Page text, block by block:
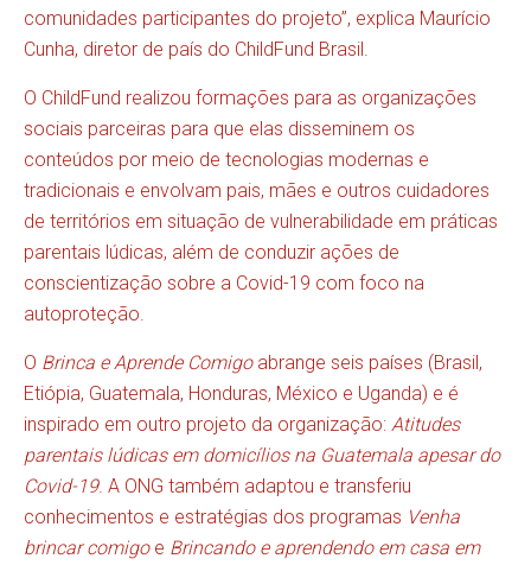
comunidades participantes do projeto’’, explica Maurício
Cunha, diretor de país do ChildFund Brasil.
O ChildFund realizou formações para as organizações
sociais parceiras para que elas disseminem os
conteúdos por meio de tecnologias modernas e
tradicionais e envolvam pais, mães e outros cuidadores
de territórios em situação de vulnerabilidade em práticas
parentais lúdicas, além de conduzir ações de
conscientização sobre a Covid-19 com foco na
autoproteção.
O Brinca e Aprende Comigo abrange seis países (Brasil,
Etiópia, Guatemala, Honduras, México e Uganda) e é
inspirado em outro projeto da organização: Atitudes
parentais lúdicas em domicílios na Guatemala apesar do
Covid-19. A ONG também adaptou e transferiu
conhecimentos e estratégias dos programas Venha
brincar comigoe Brincando e aprendendo em casa em